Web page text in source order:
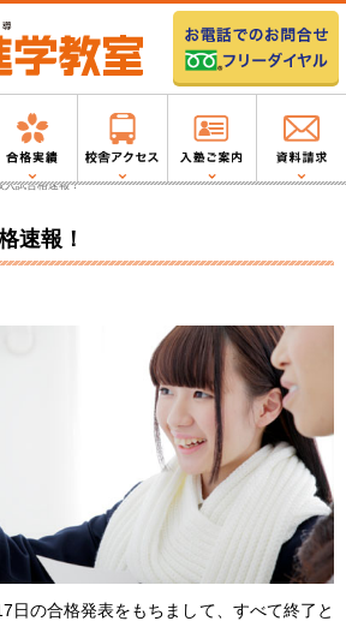
入試合格速報！
速報！
日の合格発表をもちまして、すべて終了と